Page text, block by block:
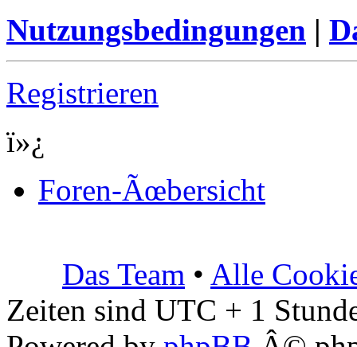
Nutzungsbedingungen |
Registrieren
ï»¿
Foren-Ãœbersicht
Das Team • Alle
Zeiten sind UTC + 1